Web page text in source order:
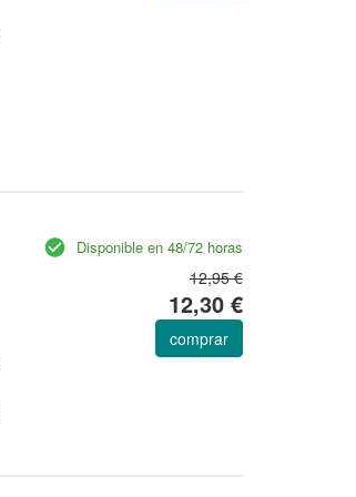
Disponible en 48/72 horas
12,95 €
12,30 €
comprar